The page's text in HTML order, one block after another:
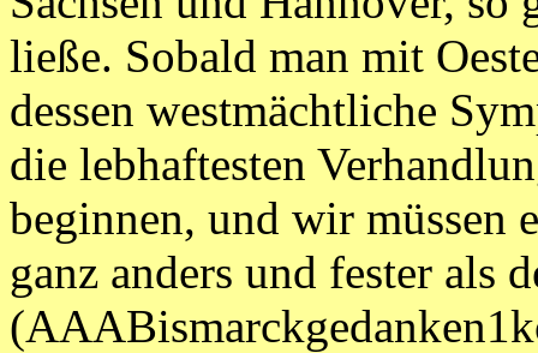
ließe. Sobald man mit
dessen westmächtliche
die lebhaftesten
beginnen, und wir müssen
ganz anders und fester als